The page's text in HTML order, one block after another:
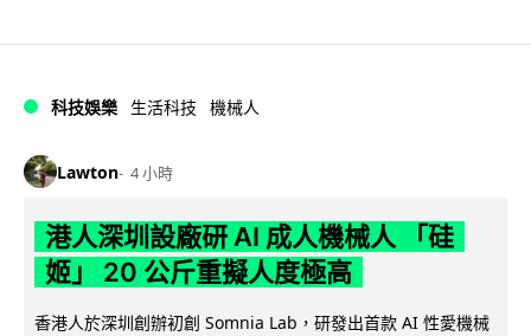
科技娛樂 生活科技 機械人
Lawton 4 小時
港人深圳設廠研 AI 成人機械人 「硅
姬」 20 公斤重擬人度極高
香港人於深圳創辦初創 Somnia Lab，研發出首款 AI 性愛機械